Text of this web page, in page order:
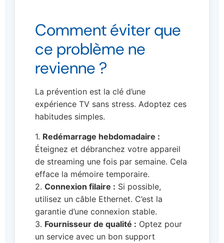
Comment éviter que
ce problème ne
revienne ?
La prévention est la clé d’une
expérience TV sans stress. Adoptez ces
habitudes simples.
1. Redémarrage hebdomadaire :
Éteignez et débranchez votre appareil
de streaming une fois par semaine. Cela
efface la mémoire temporaire.
2. Connexion filaire : Si possible,
utilisez un câble Ethernet. C’est la
garantie d’une connexion stable.
3. Fournisseur de qualité : Optez pour
un service avec un bon support